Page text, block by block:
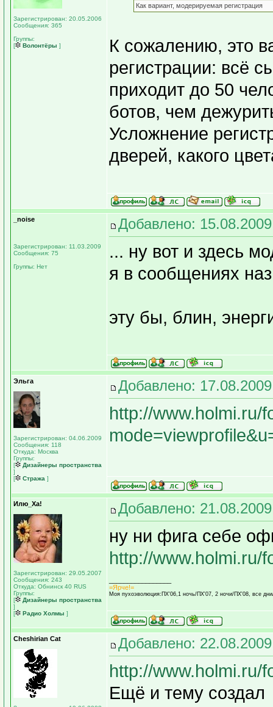
Зарегистрирован: 20.05.2006
Сообщения: 365
Группы:
[
Волонтёры ]
Как вариант, модерируемая регистрация
К сожалению, это
регистрации: всё
приходит до 50
ботов, чем
Усложнение
дверей, какого
_noise
Зарегистрирован: 11.03.2009
Сообщения: 75
Группы: Нет
Добавлено:
... ну вот и здесь
я в сообщениях
эту бы, блин,
Эльга
Зарегистрирован: 04.06.2009
Сообщения: 118
Откуда: Москва
Группы:
[
Дизайнеры пространства
]
[
Стража ]
Добавлено:
http://www.holmi.ru/
Илю_Ха!
Зарегистрирован: 29.05.2007
Сообщения: 243
Откуда: Обнинск 40 RUS
Группы:
[
Дизайнеры пространства
]
[
Радио Холмы ]
Добавлено:
ну ни фига себе
http://www.holmi.ru/
=Ярче!=
Моя пухоэволюция:ПХ'06,1 ночь/ПХ'07, 2 ночи/ПХ'08, все
Cheshirian Cat Добавлено:
http://www.holmi.ru/
Ещё и тему создал